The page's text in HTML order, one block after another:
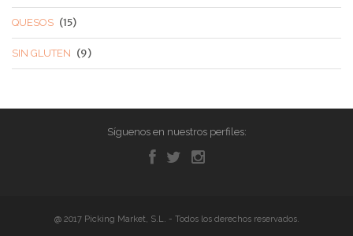
QUESOS (15)
SIN GLUTEN (9)
Síguenos en nuestros perfiles:
@ 2017 Picking Market, S.L. - Todos los derechos reservados.